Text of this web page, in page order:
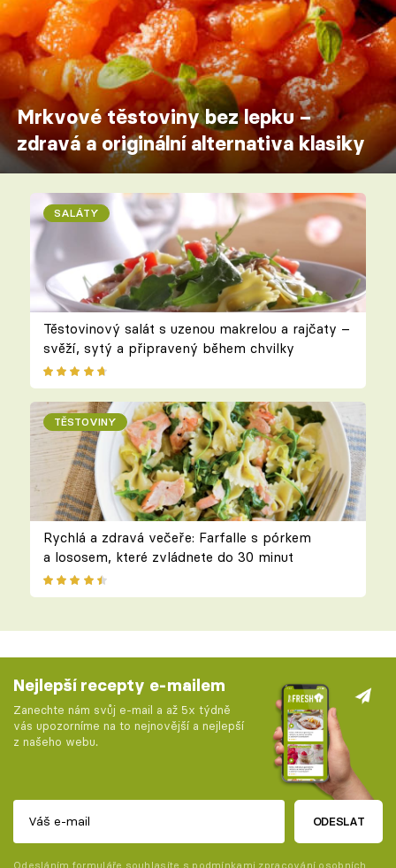
Mrkvové těstoviny bez lepku –
zdravá a originální alternativa klasiky
SALÁTY
Těstovinový salát s uzenou makrelou a rajčaty –
svěží, sytý a připravený během chvilky
TĚSTOVINY
Rychlá a zdravá večeře: Farfalle s pórkem
a lososem, které zvládnete do 30 minut
Nejlepší recepty e-mailem
Zanechte nám svůj e-mail a až 5x týdně
vás upozorníme na to nejnovější a nejlepší
z našeho webu.
ODESLAT